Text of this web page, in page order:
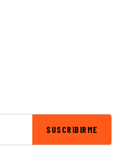
SUSCRIBIRME